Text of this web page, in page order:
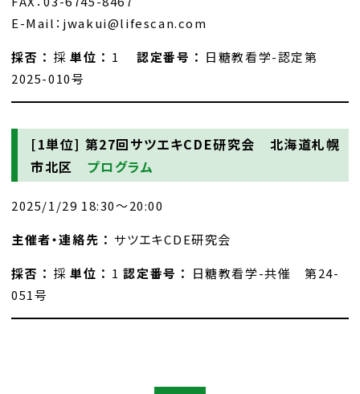
E-Mail：jwakui@lifescan.com
採否 ： 採単位 ： 1認定番号 ： 日糖教看学-認定第
2025-010号
[1単位] 第27回サツエキCDE研究会 北海道札幌
市北区 プログラム
2025/1/29 18:30～20:00
主催者・連絡先 ： サツエキCDE研究会
採否 ： 採単位 ： 1認定番号 ： 日糖教看学-共催 第24-
051号